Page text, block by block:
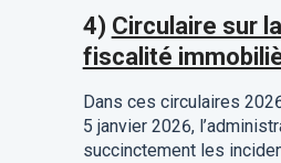
4) Circulaire sur
fiscalité
Dans ces circulaires
5 janvier 2026,
succinctement les